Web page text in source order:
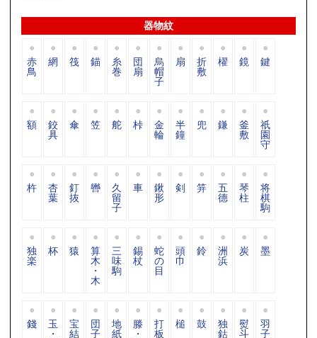
器物紋
赤
鳥
網 筏 錨 糸
巻
団
扇
烏
帽
子
扇 折
敷
櫂 鏡 鍵
額 鉸
具
傘 笠 舵 桛 金
輪
半
鐘
兜 鎌 釜
敷
祇
園
守
杵 杏
葉
釘
抜
轡 久
留
子
車 鍬
形
剣 笄 五
德
琴
柱
将
棋
駒
独
楽
杯 猿 算
木
・
木
三
味
駒
錫
杖
蛇
の
目
頭
巾
鈴 洲
浜
炭 墨
錢 玉
・
宝
結
団
子
地
紙
滕
・
打
板
槌 鼓 独
鈷
熨
斗
羽
子